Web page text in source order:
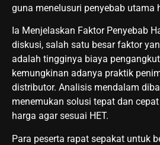
guna menelusuri penyebab utama
Ia Menjelaskan Faktor Penyebab
diskusi, salah satu besar faktor
adalah tingginya biaya
kemungkinan adanya praktik
distributor. Analisis mendalam
menemukan solusi tepat dan
harga agar sesuai HET.
Para peserta rapat sepakat untuk